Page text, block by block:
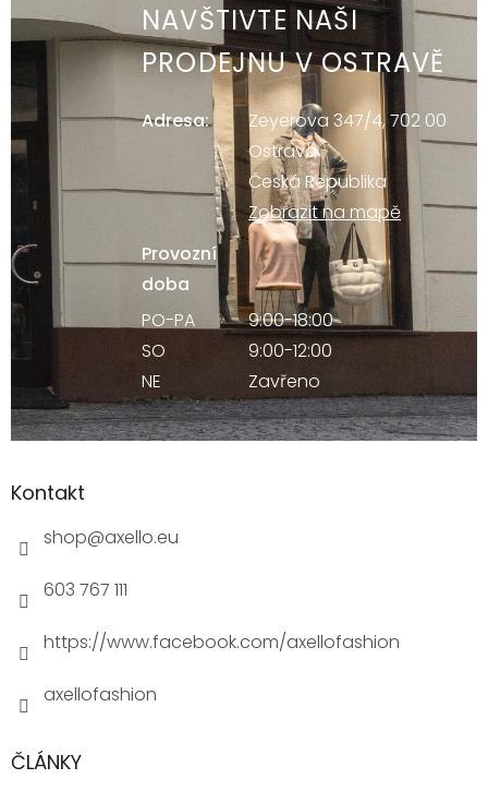
NAVŠTIVTE NAŠI
PRODEJNU V OSTRAVĚ
Adresa:
Zeyerova 347/4, 702 00
Ostrava
Česká Republika
Zobrazit na mapě
Provozní
doba
PO-PA
9:00-18:00
SO
9:00-12:00
NE
Zavřeno
Kontakt
shop@axello.eu
603 767 111
https://www.facebook.com/axellofashion
axellofashion
ČLÁNKY